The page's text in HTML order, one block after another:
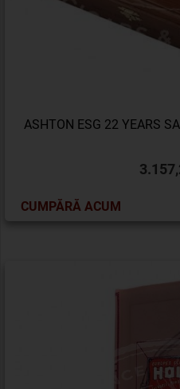
ASHTON ESG 22 YEARS
CUMPĂRĂ ACUM